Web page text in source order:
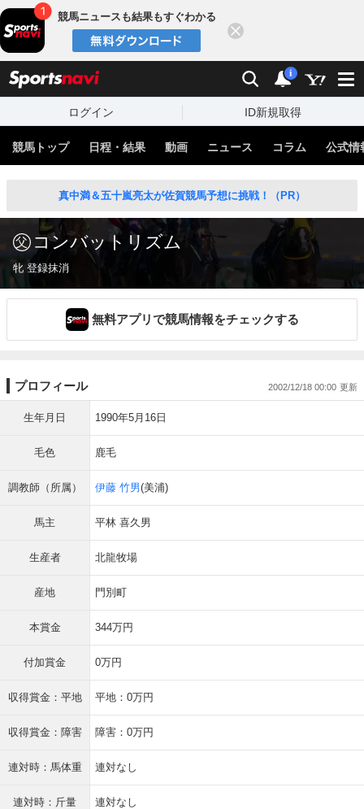
競馬ニュースも結果もすぐわかる
検索 通知
i
ログイン ID新規取得
競馬トップ 日程・結果 動画 ニュース コラム 公式情
真中満＆五十嵐亮太が佐賀競馬予想に挑戦！（PR）
コンバットリズム
牝 登録抹消
無料アプリで競馬情報をチェックする
プロフィール 2002/12/18 00:00
生年月日 1990年5月16日
毛色 鹿毛
調教師（所属） 伊藤 竹男(美浦)
馬主 平林 喜久男
生産者 北龍牧場
産地 門別町
本賞金 344万円
付加賞金 0万円
収得賞金：平地 平地：0万円
収得賞金：障害 障害：0万円
連対時：馬体重 連対なし
連対時：斤量 連対なし